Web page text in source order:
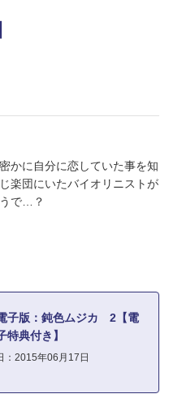
かに自分に恋していた事を知
楽団にいたバイオリニストが
で…？
子版：鈍色ムジカ 2【電
特典付き】
：2015年06月17日